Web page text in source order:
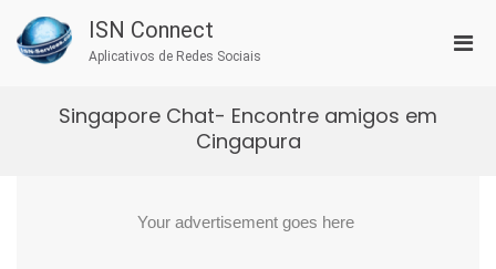
content
ISN Connect
Aplicativos de Redes Sociais
Singapore Chat- Encontre amigos em
Cingapura